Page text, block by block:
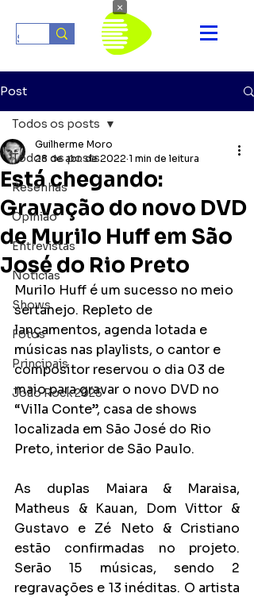
Post
Todos os posts
Resenhas
Opinião
Entrevistas
Notícias
Shows
Fotos
Principais
João Rock 2025
Todos os posts
Está chegando:
Gravação do novo DVD
de Murilo Huff em São
José do Rio Preto
Guilherme Moro
28 de abr. de 2022 1 min de leitura
Murilo Huff é um sucesso no meio
sertanejo. Repleto de
lançamentos, agenda lotada e
músicas nas playlists, o cantor e
compositor reservou o dia 03 de
maio para gravar o novo DVD no
“Villa Conte”, casa de shows
localizada em São José do Rio
Preto, interior de São Paulo.
As duplas Maiara & Maraisa,
Matheus & Kauan, Dom Vittor &
Gustavo e Zé Neto & Cristiano
estão confirmadas no projeto.
Serão 15 músicas, sendo 2
regravações e 13 inéditas. O artista
×